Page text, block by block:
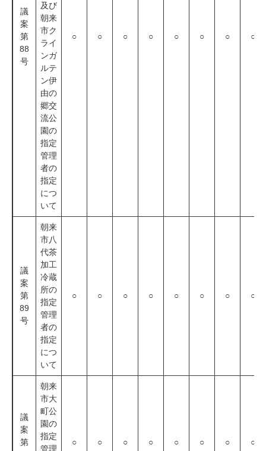
議
案
第
88
号
及び
朝来
市ク
ライ
ンガ
ルテ
ン伊
由の
郷交
流公
園の
指定
管理
者の
指定
につ
いて
○ ○ ○ ○ ○ ○ ○ ○
議
案
第
89
号
朝来
市八
代茶
加工
冷蔵
所の
指定
管理
者の
指定
につ
いて
○ ○ ○ ○ ○ ○ ○ ○
議
案
第
朝来
市大
町公
園の
指定
管理
○ ○ ○ ○ ○ ○ ○ ○